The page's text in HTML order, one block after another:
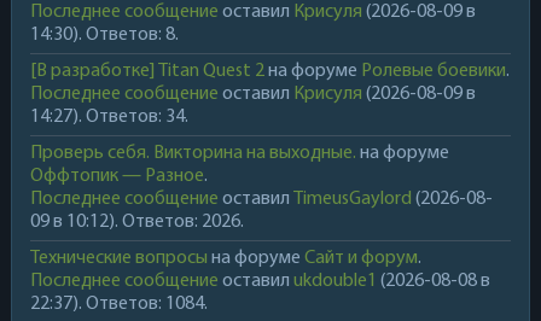
Последнее сообщение оставил Крисуля (2026-08-09 в
14:30). Ответов: 8.
[В разработке] Titan Quest 2на форуме Ролевые боевики.
Последнее сообщение оставил Крисуля (2026-08-09 в
14:27). Ответов: 34.
Проверь себя. Викторина на выходные. на форуме
Оффтопик — Разное.
Последнее сообщение оставил TimeusGaylord (2026-08-
09 в 10:12). Ответов: 2026.
Технические вопросы на форуме Сайт и форум.
Последнее сообщение оставил ukdouble1 (2026-08-08 в
22:37). Ответов: 1084.